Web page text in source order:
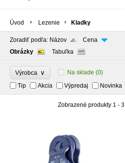
Úvod Lezenie Kladky
Zoradiť podľa: Názov
Cena
Obrázky
Tabuľka
Výrobca ∨ Na sklade (0)
Tip
Akcia Výpredaj Novinka
Zobrazené produkty 1 - 3